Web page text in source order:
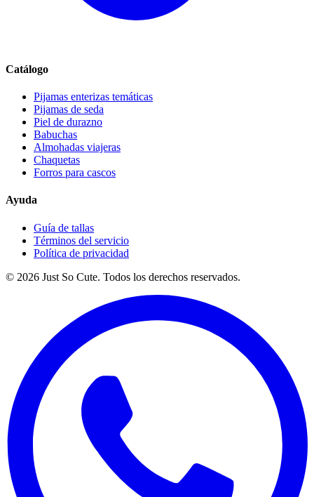
Catálogo
Pijamas enterizas temáticas
Pijamas de seda
Piel de durazno
Babuchas
Almohadas viajeras
Chaquetas
Forros para cascos
Ayuda
Guía de tallas
Términos del servicio
Política de privacidad
© 2026 Just So Cute. Todos los derechos reservados.